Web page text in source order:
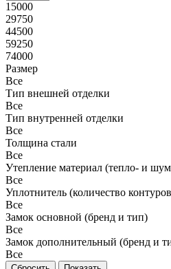
15000
29750
44500
59250
74000
Размер
Все
Тип внешней отделки
Все
Тип внутренней отделки
Все
Толщина стали
Все
Утепление материал (тепло- и
Все
Уплотнитель (количество
Все
Замок основной (бренд и тип)
Все
Замок дополнительный (бренд и
Все